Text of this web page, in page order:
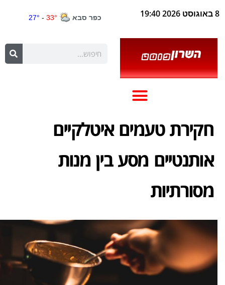
8 באוגוסט 2026 19:40
חקירת טעמים איטלקיים
אותנטיים מסע בין מנות
מסורתיות